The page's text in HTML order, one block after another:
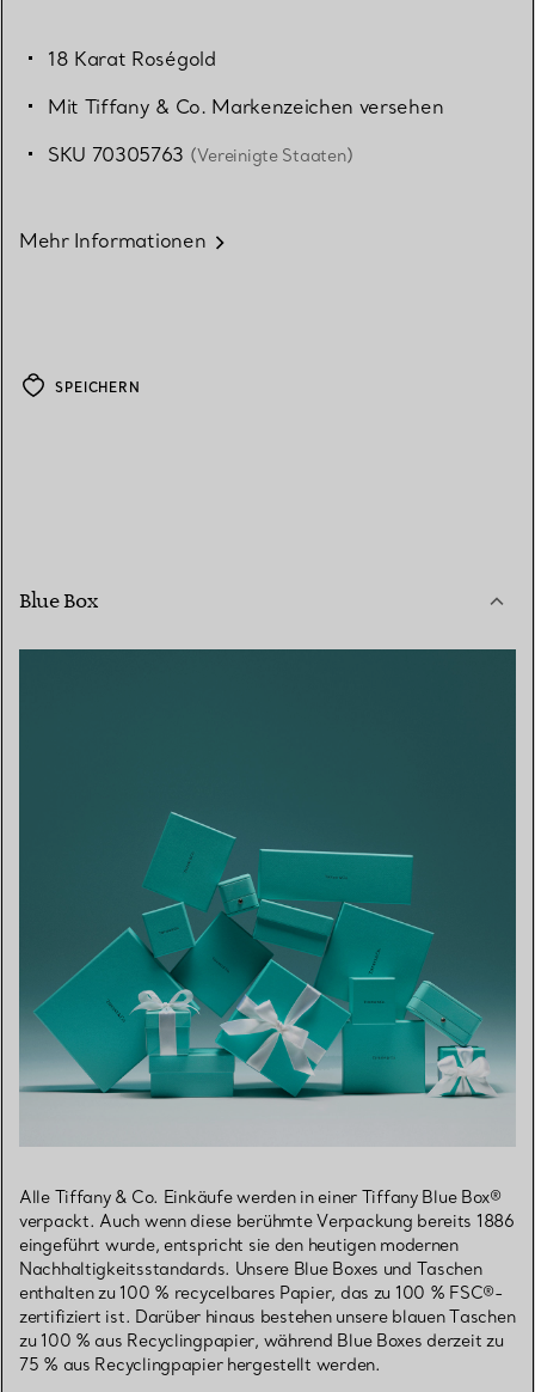
18 Karat Roségold
Mit Tiffany & Co. Markenzeichen versehen
SKU 70305763 (Vereinigte Staaten)
Mehr Informationen
SPEICHERN
Blue Box
Alle Tiffany & Co. Einkäufe werden in einer Tiffany Blue Box®
verpackt. Auch wenn diese berühmte Verpackung bereits 1886
eingeführt wurde, entspricht sie den heutigen modernen
Nachhaltigkeitsstandards. Unsere Blue Boxes und Taschen
enthalten zu 100 % recycelbares Papier, das zu 100 % FSC®-
zertifiziert ist. Darüber hinaus bestehen unsere blauen Taschen
zu 100 % aus Recyclingpapier, während Blue Boxes derzeit zu
75 % aus Recyclingpapier hergestellt werden.